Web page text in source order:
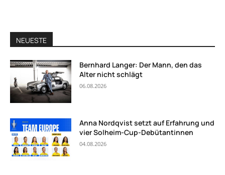
NEUESTE
Bernhard Langer: Der Mann, den das
Alter nicht schlägt
06.08.2026
Anna Nordqvist setzt auf Erfahrung und
vier Solheim-Cup-Debütantinnen
04.08.2026